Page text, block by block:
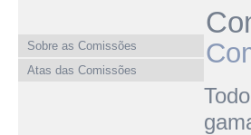
Sobre as Comissões
Atas das Comissões